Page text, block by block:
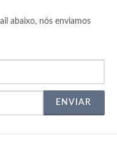
abaixo, nós enviamos
ENVIAR